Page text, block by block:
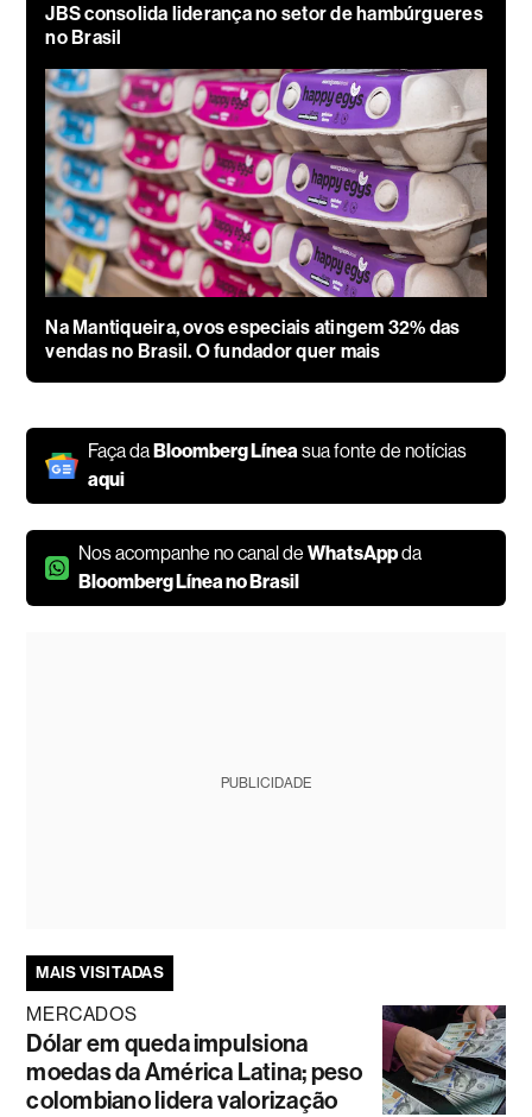
JBS consolida liderança no setor de hambúrgueres
no Brasil
Na Mantiqueira, ovos especiais atingem 32% das
vendas no Brasil. O fundador quer mais
Faça daBloomberg Líneasua fonte de notícias
aqui
Nos acompanhe no canal deWhatsAppda
Bloomberg Línea no Brasil
PUBLICIDADE
MAIS VISITADAS
MERCADOS
Dólar em queda impulsiona
moedas da América Latina; peso
colombiano lidera valorização